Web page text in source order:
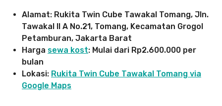
Alamat: Rukita Twin Cube Tawakal Tomang, Jln.
Tawakal II A No.21, Tomang, Kecamatan Grogol
Petamburan, Jakarta Barat
Harga sewa kost: Mulai dari Rp2.600.000 per
bulan
Lokasi: Rukita Twin Cube Tawakal Tomang via
Google Maps